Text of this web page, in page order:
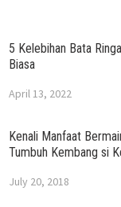
5 Kelebihan Bata
Biasa
April 13, 2022
Kenali Manfaat
Tumbuh Kembang si
July 20, 2018